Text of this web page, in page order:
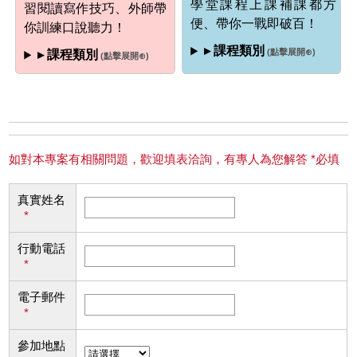
習閱讀寫作技巧、外師帶
你訓練口說聽力！
▸ 課程類別 (點擊展開⊕)
學堂課程上課補課都方
便、帶你一戰即破百！
▸ 課程類別 (點擊展開⊕)
如對本專案有相關問題，歡迎填表洽詢，有專人為您解答 *必填
真實姓名
*
行動電話
*
電子郵件
*
參加地點